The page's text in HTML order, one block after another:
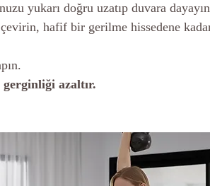
yukarı doğru uzatıp duvara
gerginliği azaltır.